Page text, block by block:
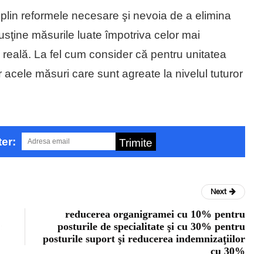
reformele necesare şi nevoia de a elimina
măsurile luate împotriva celor mai
La fel cum consider că pentru unitatea
măsuri care sunt agreate la nivelul tuturor
Trimite
Next
reducerea organigramei cu 10% pentru
posturile de specialitate şi cu 30% pentru
posturile suport şi reducerea indemnizaţiilor
cu 30%